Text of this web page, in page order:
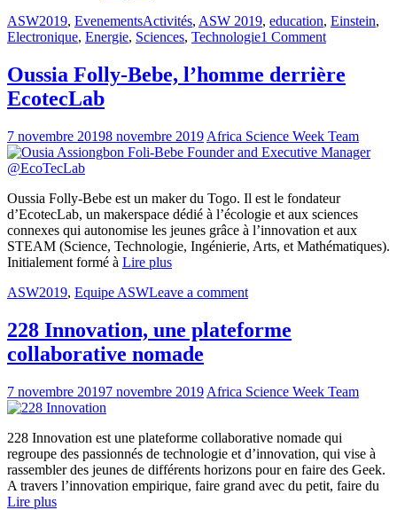
ASW2019, EvenementsActivités, ASW 2019, education, Einstein,
Electronique, Energie, Sciences, Technologie1 Comment
Oussia Folly-Bebe, l’homme derrière
EcotecLab
7 novembre 20198 novembre 2019 Africa Science Week Team
Oussia Folly-Bebe est un maker du Togo. Il est le fondateur
d’EcotecLab, un makerspace dédié à l’écologie et aux sciences
connexes qui autonomise les jeunes grâce à l’innovation et aux
STEAM (Science, Technologie, Ingénierie, Arts, et Mathématiques).
Initialement formé à Lire plus
ASW2019, Equipe ASWLeave a comment
228 Innovation, une plateforme
collaborative nomade
7 novembre 20197 novembre 2019 Africa Science Week Team
228 Innovation est une plateforme collaborative nomade qui
regroupe des passionnés de technologie et d’innovation, qui vise à
rassembler des jeunes de différents horizons pour en faire des Geek.
A travers l’innovation empirique, faire grand avec du petit, faire du
Lire plus